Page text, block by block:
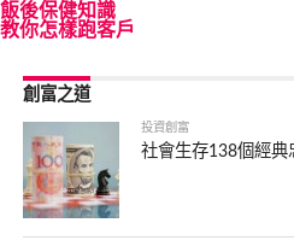
飯後保健知識
教你怎樣跑客戶
創富之道
投資創富
社會生存138個經典